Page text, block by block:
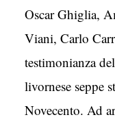
Oscar Ghiglia,
Viani, Carlo
testimonianza
livornese seppe
Novecento. Ad